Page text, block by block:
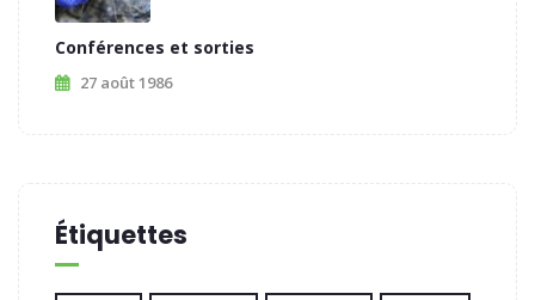
Conférences et sorties
27 août 1986
Étiquettes